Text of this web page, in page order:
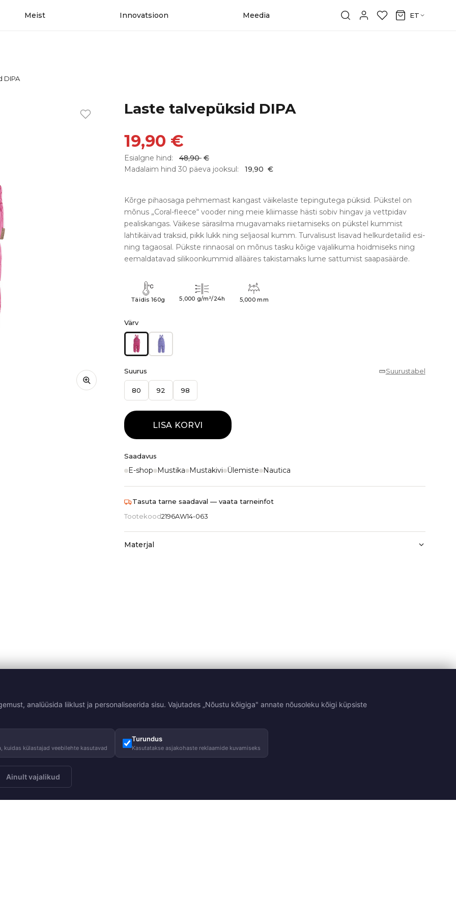
Meist Innovatsioon Meedia ET
DIPA
Laste talvepüksid DIPA
19,90 €
Esialgne hind: 48,90 €
Madalaim hind 30 päeva jooksul:
19,90 €
Kõrge pihaosaga pehmemast kangast väikelaste tepingutega püksid. Pükstel on
mõnus „Coral-fleece“ vooder ning meie kliimasse hästi sobiv hingav ja vettpidav
pealiskangas. Väikese särasilma mugavamaks riietamiseks on pükstel kummist
lahtikäivad traksid, pikk lukk ning seljaosal kumm. Turvalisust lisavad helkurdetailid esi-
ning tagaosal. Pükste rinnaosal on mõnus tasku kõige vajalikuma hoidmiseks ning
eemaldatavad silikoonkummid allääres takistamaks lume sattumist saapasäärde.
Täidis 160g 5,000 g/m²/24h 5,000 mm
Värv
Suurus Suurustabel
80 92 98
LISA KORVI
Saadavus
E-shop Mustika Mustakivi Ülemiste Nautica
Tasuta tarne saadaval — vaata tarneinfot
Tootekood2196AW14-063
Materjal
analüüsida liiklust ja personaliseerida sisu. Vajutades „Nõustu kõigiga" annate nõusoleku kõigi küpsiste
kuidas külastajad veebilehte kasutavad
Turundus
Kasutatakse asjakohaste reklaamide kuvamiseks
Ainult vajalikud